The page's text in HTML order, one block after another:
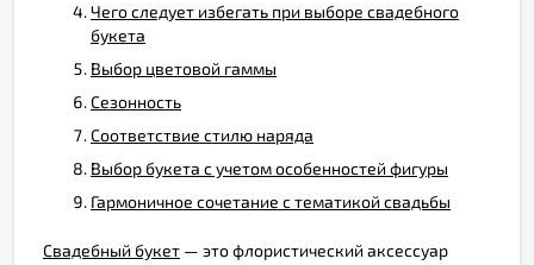
Чего следует избегать при выборе свадебного
букета
Выбор цветовой гаммы
Сезонность
Соответствие стилю наряда
Выбор букета с учетом особенностей фигуры
Гармоничное сочетание с тематикой свадьбы
Свадебный букет — это флористический аксессуар